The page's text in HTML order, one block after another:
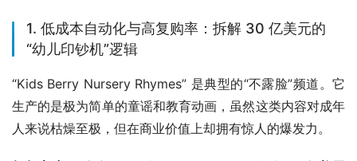
1. 低成本自动化与高复购率：拆解 30 亿美元的
“幼儿印钞机”逻辑
“Kids Berry Nursery Rhymes” 是典型的“不露脸”频道。它
生产的是极为简单的童谣和教育动画，虽然这类内容对成年
人来说枯燥至极，但在商业价值上却拥有惊人的爆发力。